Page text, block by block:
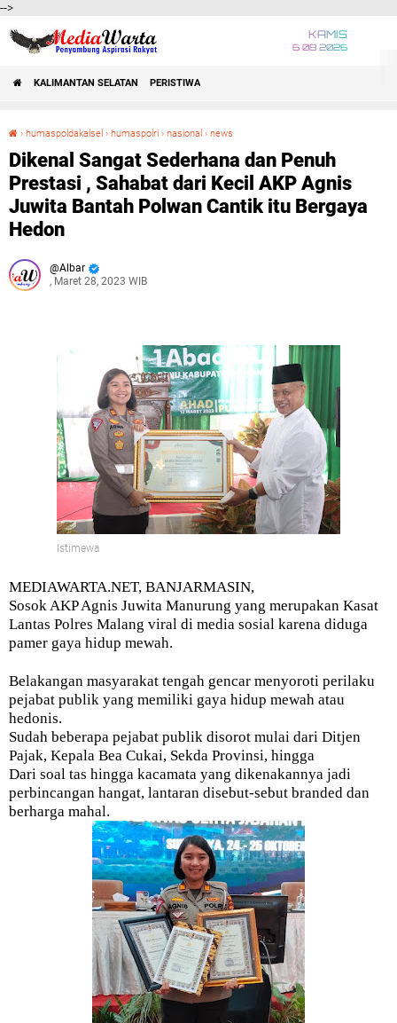
-->
KAMIS
6 08 2026
KALIMANTAN SELATAN PERISTIWA
› humaspoldakalsel › humaspolri › nasional › news
Dikenal Sangat Sederhana dan Penuh
Prestasi , Sahabat dari Kecil AKP Agnis
Juwita Bantah Polwan Cantik itu Bergaya
Hedon
Albar
, Maret 28, 2023 WIB
Istimewa
MEDIAWARTA.NET, BANJARMASIN,
Sosok AKP Agnis Juwita Manurung yang merupakan Kasat
Lantas Polres Malang viral di media sosial karena diduga
pamer gaya hidup mewah.
Belakangan masyarakat tengah gencar menyoroti perilaku
pejabat publik yang memiliki gaya hidup mewah atau
hedonis.
Sudah beberapa pejabat publik disorot mulai dari Ditjen
Pajak, Kepala Bea Cukai, Sekda Provinsi, hingga
Dari soal tas hingga kacamata yang dikenakannya jadi
perbincangan hangat, lantaran disebut-sebut branded dan
berharga mahal.